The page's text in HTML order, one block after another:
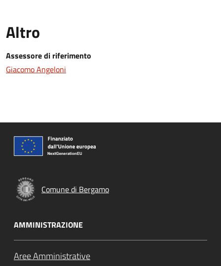
Altro
Assessore di riferimento
Giacomo Angeloni
Comune di Bergamo
AMMINISTRAZIONE
Aree Amministrative